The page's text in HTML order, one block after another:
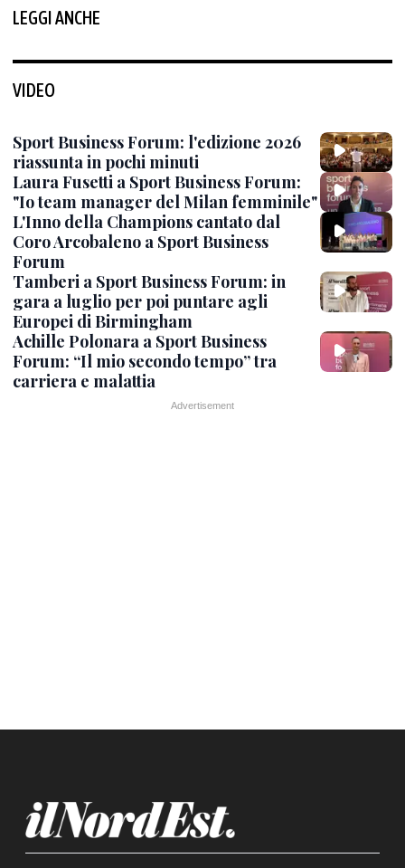
LEGGI ANCHE
VIDEO
Sport Business Forum: l'edizione 2026
riassunta in pochi minuti
Laura Fusetti a Sport Business Forum:
"Io team manager del Milan femminile"
L'Inno della Champions cantato dal
Coro Arcobaleno a Sport Business
Forum
Tamberi a Sport Business Forum: in
gara a luglio per poi puntare agli
Europei di Birmingham
Achille Polonara a Sport Business
Forum: “Il mio secondo tempo” tra
carriera e malattia